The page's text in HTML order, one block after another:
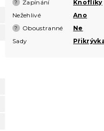
? Zapínání
Knoflíky
Nežehlivé
Ano
? Oboustranné
Ne
Sady